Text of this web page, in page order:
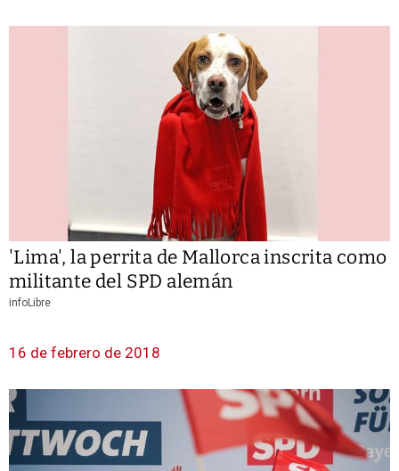
'Lima', la perrita de Mallorca inscrita como
militante del SPD alemán
infoLibre
16 de febrero de 2018